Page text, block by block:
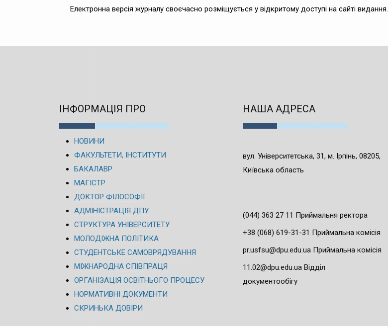
Електронна версія журналу своєчасно розміщується у відкритому доступі на сайті видання.
ІНФОРМАЦІЯ ПРО
НОВИНИ
ФАКУЛЬТЕТИ, ІНСТИТУТИ
БАКАЛАВР
МАГІСТР
ДОКТОР ФІЛОСОФІЇ
АДМІНІСТРАЦІЯ ДПУ
СТРУКТУРА УНІВЕРСИТЕТУ
МОЛОДІЖНА ПОЛІТИКА
СТУДЕНТСЬКЕ САМОВРЯДУВАННЯ
МІЖНАРОДНА СПІВПРАЦЯ
ОРГАНІЗАЦІЯ ОСВІТНЬОГО ПРОЦЕСУ
НОРМАТИВНІ ДОКУМЕНТИ
СКРИНЬКА ДОВІРИ
НАША АДРЕСА
вул. Університетська, 31, м. Ірпінь, 08205,
Київська область
(044) 363 27 11 Приймальня ректора
+38 (068) 619-31-31 Приймальна комісія
pr.usfsu@dpu.edu.ua Приймальна комісія
11.02@dpu.edu.ua Відділ
документообігу